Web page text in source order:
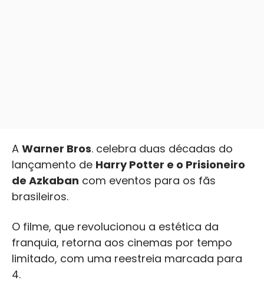
A Warner Bros. celebra duas décadas do
lançamento de Harry Potter e o Prisioneiro
de Azkaban com eventos para os fãs
brasileiros.
O filme, que revolucionou a estética da
franquia, retorna aos cinemas por tempo
limitado, com uma reestreia marcada para
4.